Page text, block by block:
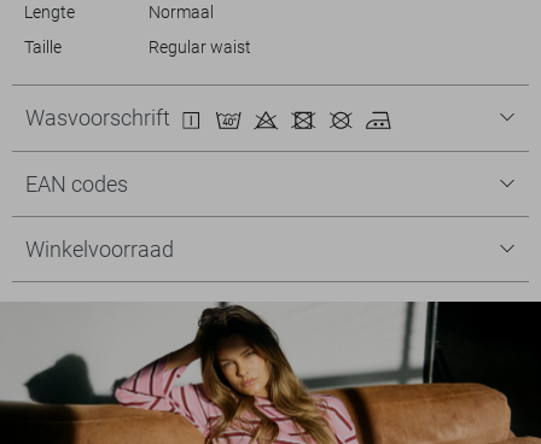
Lengte
Normaal
Taille
Regular waist
Wasvoorschrift
EAN codes
Winkelvoorraad